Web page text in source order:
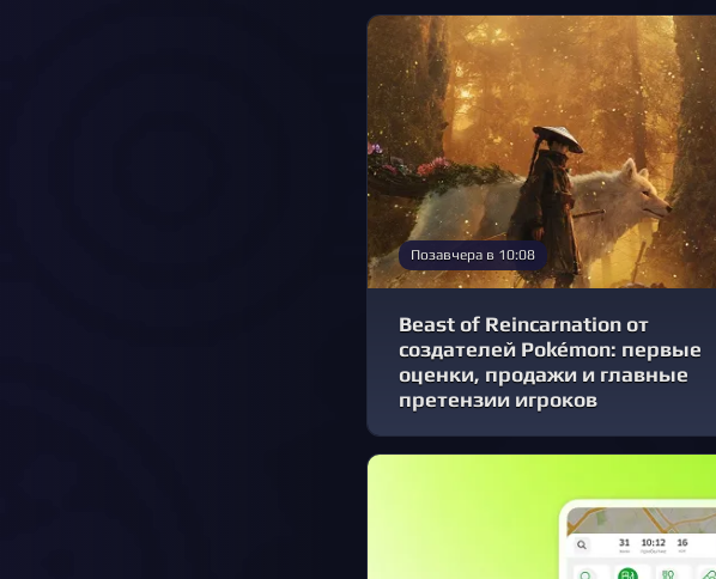
Позавчера в 10:08
Beast of Reincarnation от
создателей Pokémon: первые
оценки, продажи и главные
претензии игроков